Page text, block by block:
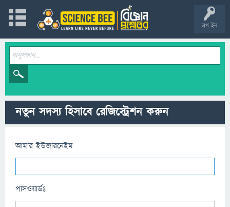
লগ ইন
নতুন সদস্য হিসাবে রেজিস্ট্রেশন করুন
আমার ইউজারনেইম
পাসওয়ার্ডঃ